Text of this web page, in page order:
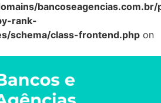
rank-
schema/class-frontend.php on